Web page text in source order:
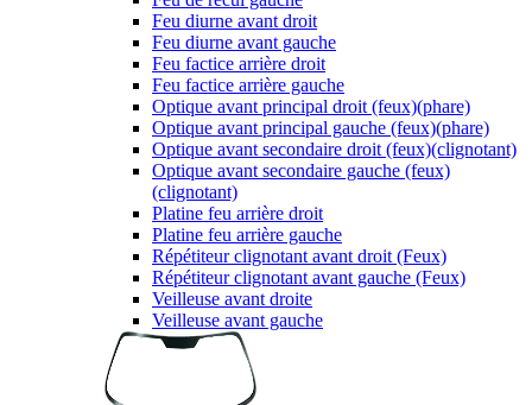
Feu diurne avant droit
Feu diurne avant gauche
Feu factice arrière droit
Feu factice arrière gauche
Optique avant principal droit (feux)(phare)
Optique avant principal gauche (feux)(phare)
Optique avant secondaire droit (feux)(clignotant)
Optique avant secondaire gauche (feux)
(clignotant)
Platine feu arrière droit
Platine feu arrière gauche
Répétiteur clignotant avant droit (Feux)
Répétiteur clignotant avant gauche (Feux)
Veilleuse avant droite
Veilleuse avant gauche